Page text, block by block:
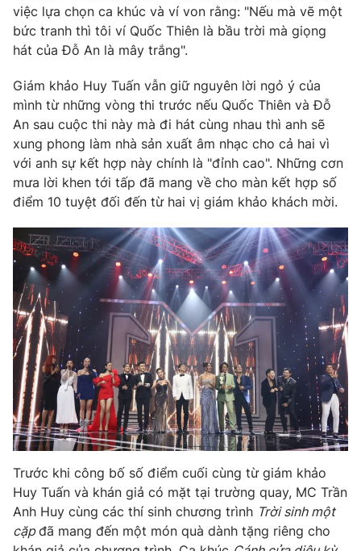
việc lựa chọn ca khúc và ví von rằng: "Nếu mà vẽ một
bức tranh thì tôi ví Quốc Thiên là bầu trời mà giọng
hát của Đỗ An là mây trắng".
Giám khảo Huy Tuấn vẫn giữ nguyên lời ngỏ ý của
mình từ những vòng thi trước nếu Quốc Thiên và Đỗ
An sau cuộc thi này mà đi hát cùng nhau thì anh sẽ
xung phong làm nhà sản xuất âm nhạc cho cả hai vì
với anh sự kết hợp này chính là "đỉnh cao". Những cơn
mưa lời khen tới tấp đã mang về cho màn kết hợp số
điểm 10 tuyệt đối đến từ hai vị giám khảo khách mời.
Trước khi công bố số điểm cuối cùng từ giám khảo
Huy Tuấn và khán giả có mặt tại trường quay, MC Trần
Anh Huy cùng các thí sinh chương trình Trời sinh một
cặpđã mang đến một món quà dành tặng riêng cho